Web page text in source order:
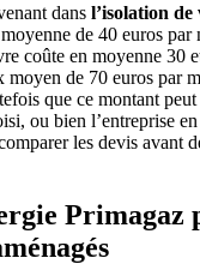
dans l’isolation de
de 40 euros par
coûte en moyenne 30
de 70 euros par
que ce montant
ou bien l’entreprise
les devis avant
Primagaz